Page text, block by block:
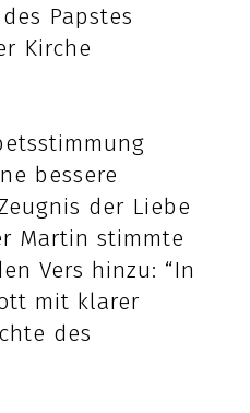
Papstes
Kirche
bessere
der Liebe
Martin stimmte
Vers hinzu: “In
mit klarer
des